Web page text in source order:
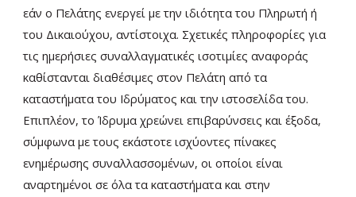
εάν ο Πελάτης ενεργεί με την ιδιότητα του Πληρωτή ή
του Δικαιούχου, αντίστοιχα. Σχετικές πληροφορίες για
τις ημερήσιες συναλλαγματικές ισοτιμίες αναφοράς
καθίστανται διαθέσιμες στον Πελάτη από τα
καταστήματα του Ιδρύματος και την ιστοσελίδα του.
Επιπλέον, το Ίδρυμα χρεώνει επιβαρύνσεις και έξοδα,
σύμφωνα με τους εκάστοτε ισχύοντες πίνακες
ενημέρωσης συναλλασσομένων, οι οποίοι είναι
αναρτημένοι σε όλα τα καταστήματα και στην